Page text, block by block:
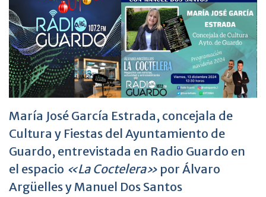
María José García Estrada, concejala de
Cultura y Fiestas del Ayuntamiento de
Guardo, entrevistada en Radio Guardo en
el espacio «La Coctelera» por Álvaro
Argüelles y Manuel Dos Santos